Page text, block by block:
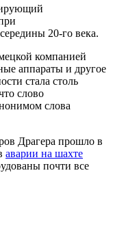
20-го века.
компанией
аппараты и другое
стала столь
слово
слова
Драгера прошло в
аварии на шахте
почти все